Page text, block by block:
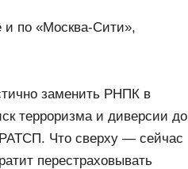
и по «Москва-Сити»,
заменить РНПК в
терроризма и диверсии до
Что сверху — сейчас
перестраховывать